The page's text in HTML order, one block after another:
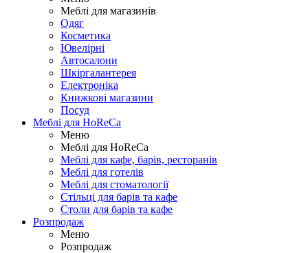
Меблі для магазинів
Одяг
Косметика
Ювелірні
Автосалони
Шкіргалантерея
Електроніка
Книжкові магазини
Посуд
Меблі для HoReCa
Меню
Меблі для HoReCa
Меблі для кафе, барів, ресторанів
Меблі для готелів
Меблі для стоматології
Стільці для барів та кафе
Столи для барів та кафе
Розпродаж
Меню
Розпродаж